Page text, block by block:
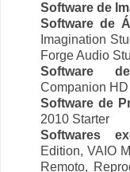
Software de
Software de
Imagination
Forge Audio
Software
Companion HD
Software de
2010 Starter
Softwares
Edition, VAIO
Remoto,